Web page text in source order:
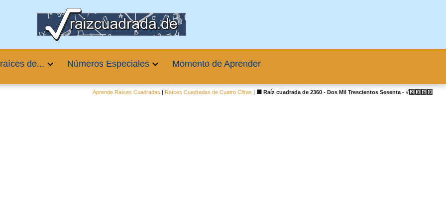
de... Números Especiales Momento de Aprender
Aprende Raíces Cuadradas | Raíces Cuadradas de Cuatro Cifras | 🟦 Raíz cuadrada de 2360 - Dos Mil Trescientos Sesenta - √2️⃣3️⃣6️⃣0️⃣